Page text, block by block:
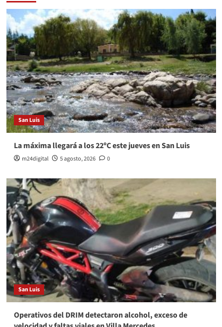
San Luis
La máxima llegará a los 22ºC este jueves en San Luis
m24digital 5 agosto, 2026 0
San Luis
Operativos del DRIM detectaron alcohol, exceso de